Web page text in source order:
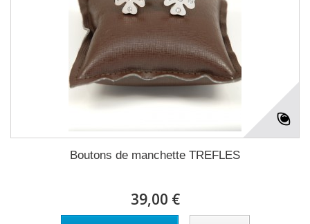
Boutons de manchette TREFLES
39,00 €